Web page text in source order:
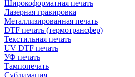
Широкоформатная печать
Лазерная гравировка
Металлизированная печать
DTF печать (термотрансфер)
Текстильная печать
UV DTF печать
УФ печать
Тампопечать
Сублимация